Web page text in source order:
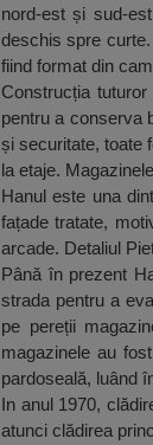
nord-est și sud-
deschis spre
fiind format din
Construcția
pentru a conserva
și securitate, toate
la etaje.
Hanul este una
fațade tratate,
arcade. Detaliul
Până în prezent
strada pentru a
pe pereții
magazinele au
pardoseală, luând
In anul 1970,
atunci clădirea